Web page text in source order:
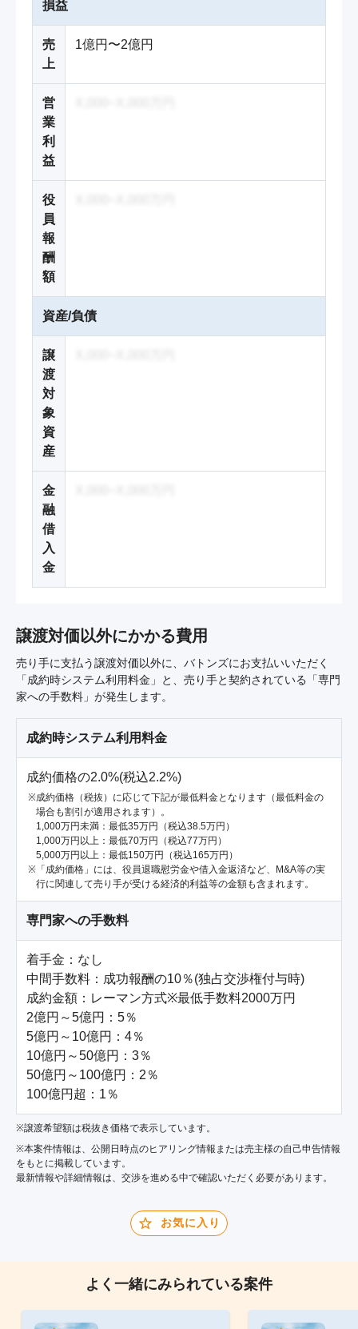
損益
売
上
1億円〜2億円
営
業
利
益
役
員
報
酬
額
資産/負債
譲
渡
対
象
資
産
金
融
借
入
金
譲渡対価以外にかかる費用
売り手に支払う譲渡対価以外に、バトンズにお支払いいただく
「成約時システム利用料金」と、売り手と契約されている「専門
家への手数料」が発生します。
成約時システム利用料金
成約価格の2.0%(税込2.2%)
成約価格（税抜）に応じて下記が最低料金となります（最低料金の
場合も割引が適用されます）。
1,000万円未満：最低35万円（税込38.5万円）
1,000万円以上：最低70万円（税込77万円）
5,000万円以上：最低150万円（税込165万円）
「成約価格」には、役員退職慰労金や借入金返済など、M&A等の実
行に関連して売り手が受ける経済的利益等の金額も含まれます。
専門家への手数料
着手金：なし
中間手数料：成功報酬の10％(独占交渉権付与時)
成約金額：レーマン方式※最低手数料2000万円
2億円～5億円：5％
5億円～10億円：4％
10億円～50億円：3％
50億円～100億円：2％
100億円超：1％
※譲渡希望額は税抜き価格で表示しています。
※本案件情報は、公開日時点のヒアリング情報または売主様の自己申告情報
をもとに掲載しています。
最新情報や詳細情報は、交渉を進める中で確認いただく必要があります。
お気に入り
よく一緒にみられている案件